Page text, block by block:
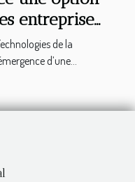
entreprises
de la
d’une...